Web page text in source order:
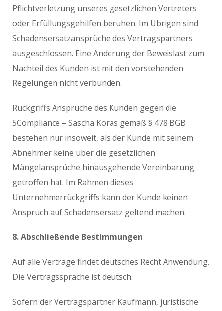
Pflichtverletzung unseres gesetzlichen Vertreters
oder Erfüllungsgehilfen beruhen. Im Übrigen sind
Schadensersatzansprüche des Vertragspartners
ausgeschlossen. Eine Änderung der Beweislast zum
Nachteil des Kunden ist mit den vorstehenden
Regelungen nicht verbunden.
Rückgriffs Ansprüche des Kunden gegen die
5Compliance – Sascha Koras gemäß § 478 BGB
bestehen nur insoweit, als der Kunde mit seinem
Abnehmer keine über die gesetzlichen
Mängelansprüche hinausgehende Vereinbarung
getroffen hat. Im Rahmen dieses
Unternehmerrückgriffs kann der Kunde keinen
Anspruch auf Schadensersatz geltend machen.
8. Abschließende Bestimmungen
Auf alle Verträge findet deutsches Recht Anwendung.
Die Vertragssprache ist deutsch.
Sofern der Vertragspartner Kaufmann, juristische